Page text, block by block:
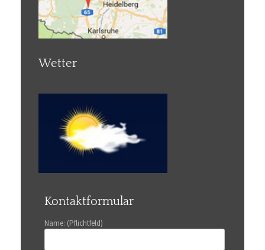
Wetter
Kontaktformular
Name: (Pflichtfeld)